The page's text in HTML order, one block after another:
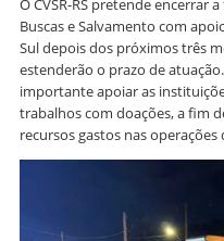
O CVSR-RS pretende encerrar
Buscas e Salvamento com
Sul depois dos próximos três
estenderão o prazo de
importante apoiar as
trabalhos com doações, a fim
recursos gastos nas operações